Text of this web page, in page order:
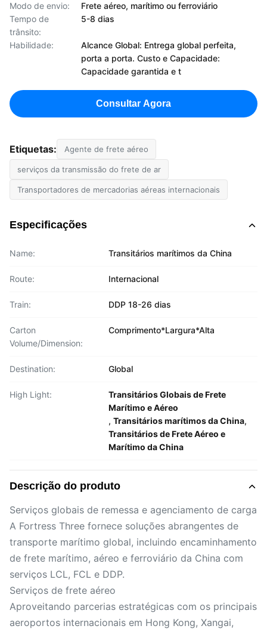
Modo de envio:
Frete aéreo, marítimo ou ferroviário
Tempo de
trânsito:
5-8 dias
Habilidade:
Alcance Global: Entrega global perfeita,
porta a porta. Custo e Capacidade:
Capacidade garantida e t
Consultar Agora
Etiquetas: Agente de frete aéreo
serviços da transmissão do frete de ar
Transportadores de mercadorias aéreas internacionais
Especificações
Name: Transitários marítimos da China
Route: Internacional
Train: DDP 18-26 dias
Carton
Volume/Dimension:
Comprimento*Largura*Alta
Destination: Global
High Light:
Transitários Globais de Frete
Marítimo e Aéreo
, Transitários marítimos da China,
Transitários de Frete Aéreo e
Marítimo da China
Descrição do produto
Serviços globais de remessa e agenciamento de carga
A Fortress Three fornece soluções abrangentes de
transporte marítimo global, incluindo encaminhamento
de frete marítimo, aéreo e ferroviário da China com
serviços LCL, FCL e DDP.
Serviços de frete aéreo
Aproveitando parcerias estratégicas com os principais
aeroportos internacionais em Hong Kong, Xangai,